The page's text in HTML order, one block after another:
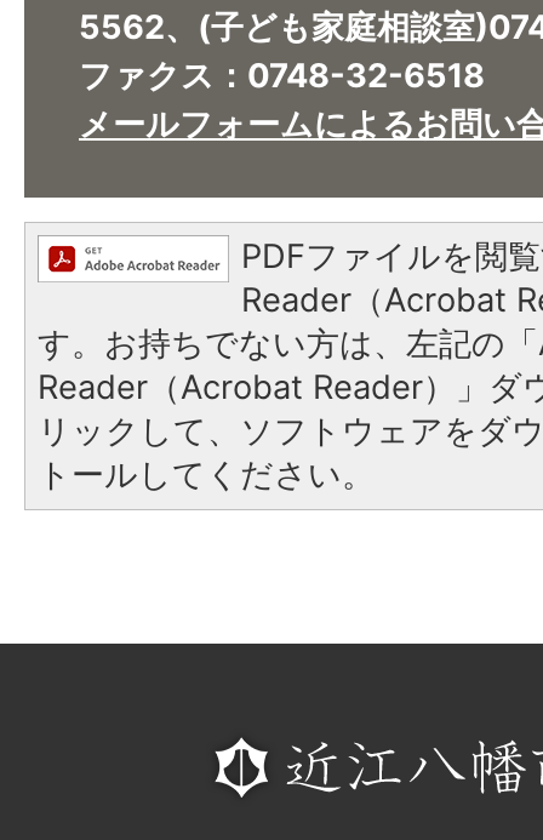
5562、(子ども家庭相談室
ファクス：0748-32-6518​​​​​​​
メールフォームによるお問い
PDFファイルを閲
Reader（Acrobat
す。お持ちでない方は、左記の
Reader（Acrobat Reader）」ダ
リックして、ソフトウェアをダ
トールしてください。